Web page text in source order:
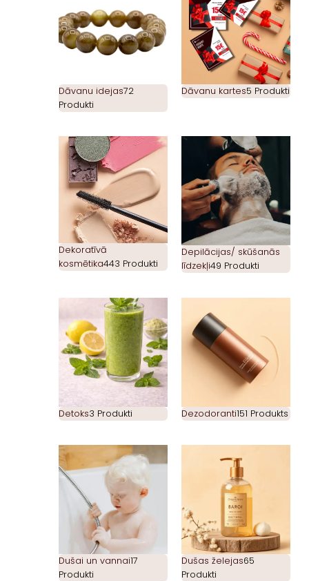
Dāvanu idejas72
Produkti
Dāvanu kartes5 Produkti
Dekoratīvā
kosmētika443 Produkti
Depilācijas/ skūšanās
līdzekļi49 Produkti
Detoks3 Produkti Dezodoranti151 Produkts
Dušai un vannai17
Produkti
Dušas želejas65
Produkti